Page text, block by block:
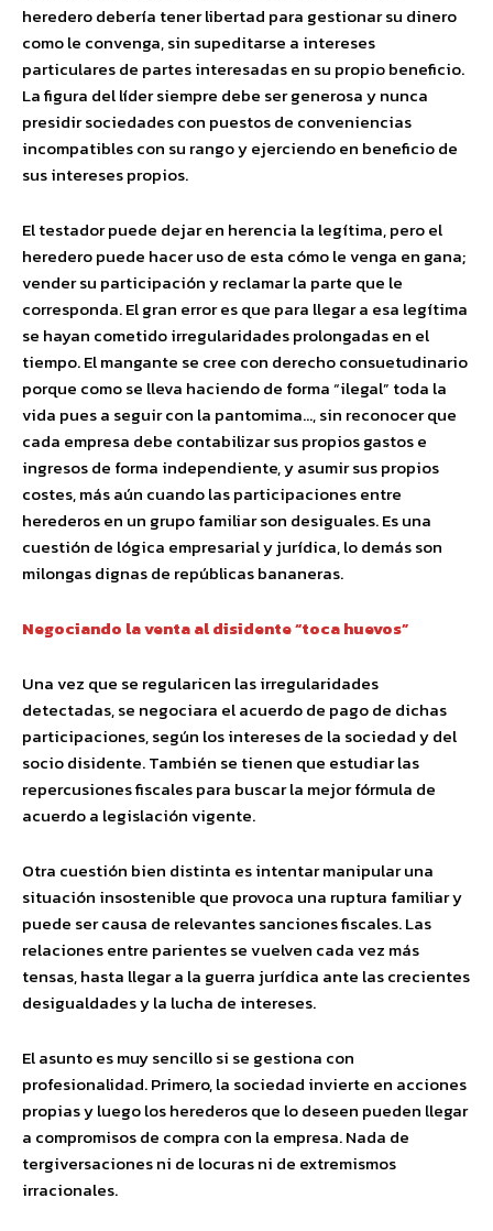
heredero debería tener libertad para gestionar su dinero
como le convenga, sin supeditarse a intereses
particulares de partes interesadas en su propio beneficio.
La figura del líder siempre debe ser generosa y nunca
presidir sociedades con puestos de conveniencias
incompatibles con su rango y ejerciendo en beneficio de
sus intereses propios.
El testador puede dejar en herencia la legítima, pero el
heredero puede hacer uso de esta cómo le venga en gana;
vender su participación y reclamar la parte que le
corresponda. El gran error es que para llegar a esa legítima
se hayan cometido irregularidades prolongadas en el
tiempo. El mangante se cree con derecho consuetudinario
porque como se lleva haciendo de forma “ilegal” toda la
vida pues a seguir con la pantomima…, sin reconocer que
cada empresa debe contabilizar sus propios gastos e
ingresos de forma independiente, y asumir sus propios
costes, más aún cuando las participaciones entre
herederos en un grupo familiar son desiguales. Es una
cuestión de lógica empresarial y jurídica, lo demás son
milongas dignas de repúblicas bananeras.
Negociando la venta al disidente “toca huevos”
Una vez que se regularicen las irregularidades
detectadas, se negociara el acuerdo de pago de dichas
participaciones, según los intereses de la sociedad y del
socio disidente. También se tienen que estudiar las
repercusiones fiscales para buscar la mejor fórmula de
acuerdo a legislación vigente.
Otra cuestión bien distinta es intentar manipular una
situación insostenible que provoca una ruptura familiar y
puede ser causa de relevantes sanciones fiscales. Las
relaciones entre parientes se vuelven cada vez más
tensas, hasta llegar a la guerra jurídica ante las crecientes
desigualdades y la lucha de intereses.
El asunto es muy sencillo si se gestiona con
profesionalidad. Primero, la sociedad invierte en acciones
propias y luego los herederos que lo deseen pueden llegar
a compromisos de compra con la empresa. Nada de
tergiversaciones ni de locuras ni de extremismos
irracionales.